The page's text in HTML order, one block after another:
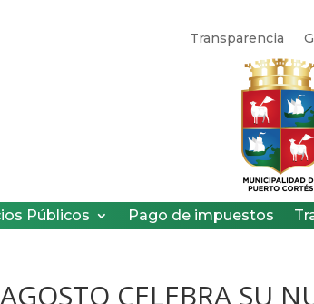
Transparencia
Públicos Pago de impuestos
CELEBRA SU